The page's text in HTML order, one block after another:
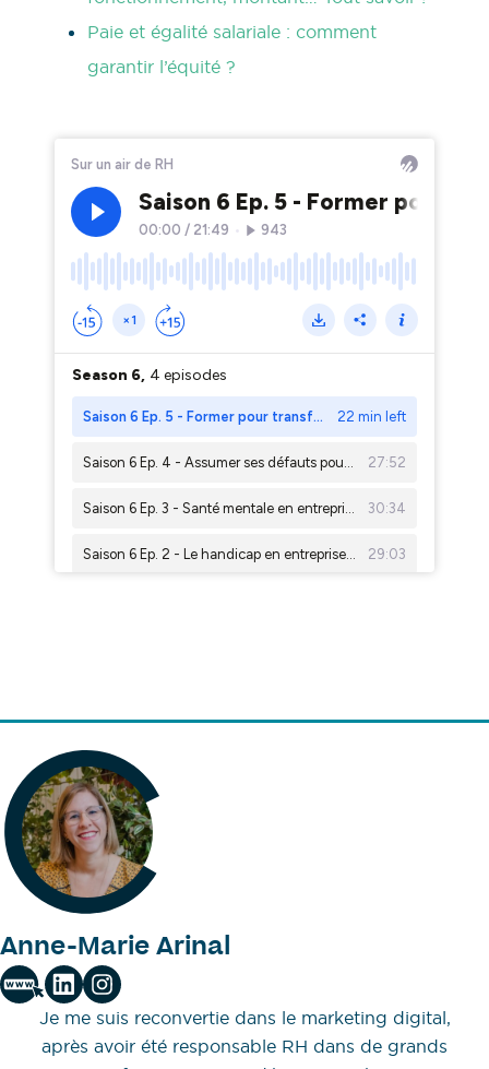
Paie et égalité salariale : comment
garantir l’équité ?
Anne-Marie Arinal
Je me suis reconvertie dans le marketing digital,
après avoir été responsable RH dans de grands